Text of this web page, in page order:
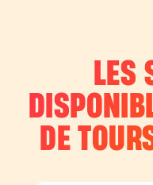
LES
DE